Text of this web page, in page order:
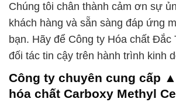
Chúng tôi chân thành cảm ơn sự
khách hàng và sẵn sàng đáp ứng
bạn. Hãy để Công ty Hóa chất Đắc
đối tác tin cậy trên hành trình kinh
Công ty chuyên cung cấp
hóa chất Carboxy Methyl